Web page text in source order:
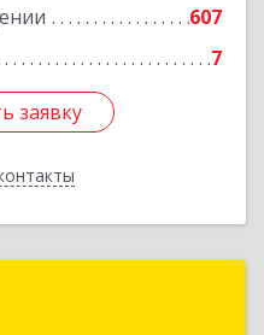
607
7
заявку
Подробнее
заявку